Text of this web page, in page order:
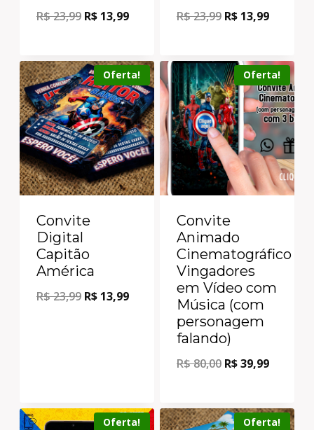
R$23,99 R$ 13,99 R$23,99 R$ 13,99
Oferta!
Convite
Digital
Capitão
América
R$23,99 R$ 13,99
Oferta!
Convite
Animado
Cinematográfico
Vingadores
em Vídeo com
Música (com
personagem
falando)
R$80,00 R$39,99
Oferta! Oferta!